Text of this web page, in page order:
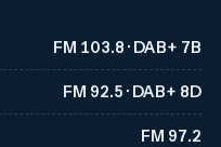
FM 103.8 · DAB+ 7B
FM 92.5 · DAB+ 8D
FM 97.2